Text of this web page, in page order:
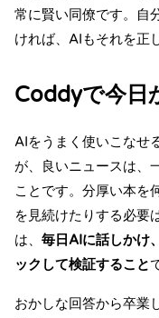
常に賢い同僚です。自
ければ、AIもそれを正
Coddyで今日
AIをうまく使いこなせ
が、良いニュースは、
ことです。分厚い本を
を見続けたりする必要
は、 毎日AIに話しかけ
ックして検証すること
おかしな回答から卒業